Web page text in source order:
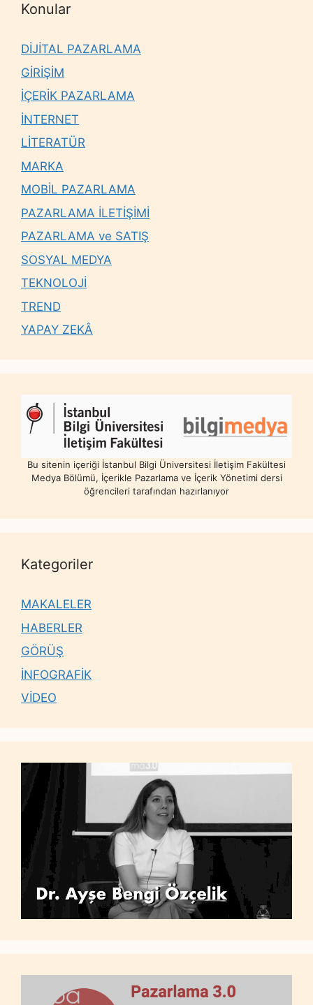
Konular
DİJİTAL PAZARLAMA
GİRİŞİM
İÇERİK PAZARLAMA
İNTERNET
LİTERATÜR
MARKA
MOBİL PAZARLAMA
PAZARLAMA İLETİŞİMİ
PAZARLAMA ve SATIŞ
SOSYAL MEDYA
TEKNOLOJİ
TREND
YAPAY ZEKÂ
Bu sitenin içeriği İstanbul Bilgi Üniversitesi İletişim Fakültesi
Medya Bölümü, İçerikle Pazarlama ve İçerik Yönetimi dersi
öğrencileri tarafından hazırlanıyor
Kategoriler
MAKALELER
HABERLER
GÖRÜŞ
İNFOGRAFİK
VİDEO